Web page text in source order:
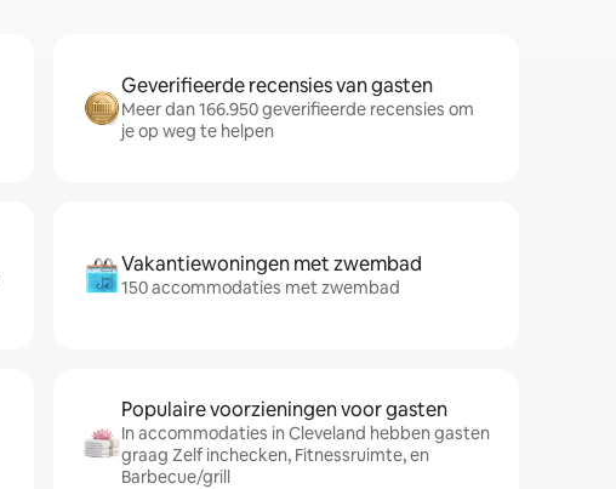
Geverifieerde recensies van gasten
Meer dan 166.950 geverifieerde recensies om
je op weg te helpen
Vakantiewoningen met zwembad
150 accommodaties met zwembad
Populaire voorzieningen voor gasten
In accommodaties in Cleveland hebben gasten
graag Zelf inchecken, Fitnessruimte, en
Barbecue/grill